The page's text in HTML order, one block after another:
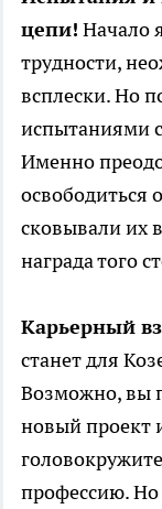
цепи! Начало
трудности,
всплески. Но
испытаниями
Именно
освободиться
сковывали их
награда того
Карьерный
станет для
Возможно, вы
новый проект
профессию.